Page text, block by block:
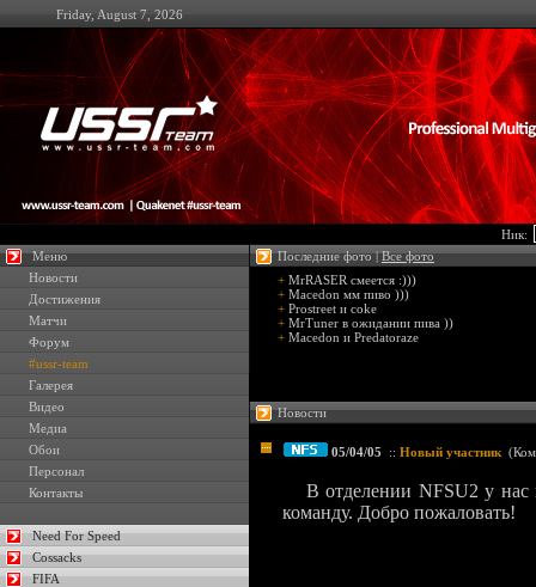
Friday, August 7, 2026
Ник:
Меню
Новости
Достижения
Матчи
Форум
#ussr-team
Галерея
Видео
Медиа
Обои
Персонал
Контакты
Need For Speed
Cossacks
FIFA
Последние фото |Все фото
+ MrRASER смеется :)))
+ Macedon мм пиво )))
+ Prostreet и coke
+ MrTuner в ожидании пива ))
+ Macedon и Predatoraze
Новости
05/04/05 :: Новый участник (
В отделении NFSU2 у
команду. Добро пожаловать!